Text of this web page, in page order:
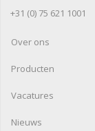
+31 (0) 75 621 1001
Over ons
Producten
Vacatures
Nieuws